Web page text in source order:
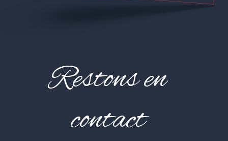
Restons en
contact